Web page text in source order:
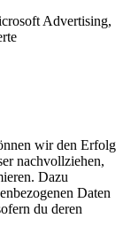
Advertising,
wir den Erfolg
nachvollziehen,
Dazu
Daten
du deren